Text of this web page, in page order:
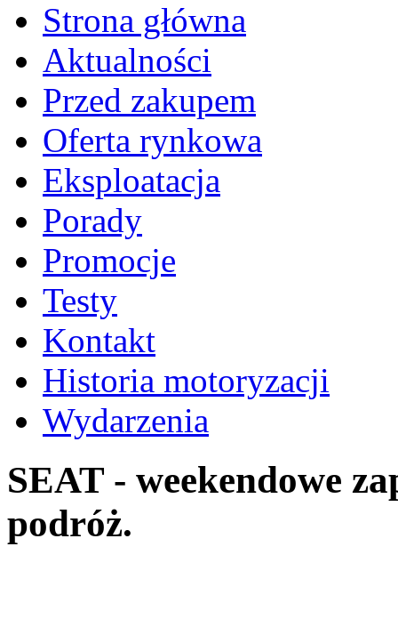
Strona główna
Aktualności
Przed zakupem
Oferta rynkowa
Eksploatacja
Porady
Promocje
Testy
Kontakt
Historia motoryzacji
Wydarzenia
SEAT - weekendowe
podróż.